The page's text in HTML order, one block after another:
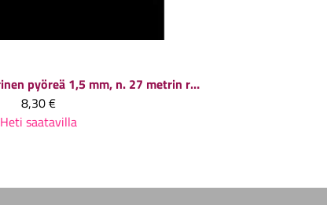
Joustolanka hopeanvärinen pyöreä 1,5 mm, n. 27 metrin rulla
8,30 €
Heti saatavilla